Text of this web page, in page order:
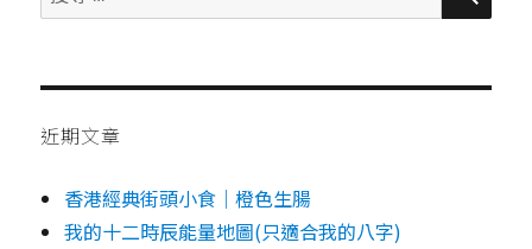
尋：
近期文章
香港經典街頭小食｜橙色生腸
我的十二時辰能量地圖(只適合我的八字)